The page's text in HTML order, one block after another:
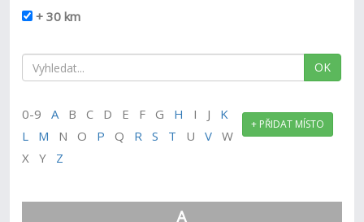
+ 30 km
OK
+ PŘIDAT MÍSTO
0-9AB C D E F G H I J K
L
M N O P Q R S T UV W
X Y Z
A